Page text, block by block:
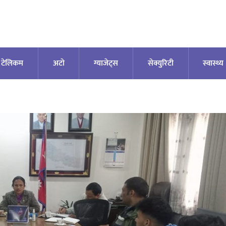
टेलिकम अटाे ग्याजेट्स सेक्युरिटी स्वास्थ्य